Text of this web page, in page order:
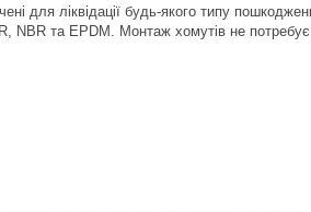
для ліквідації будь-якого типу
NBR та EPDM. Монтаж хомутів не